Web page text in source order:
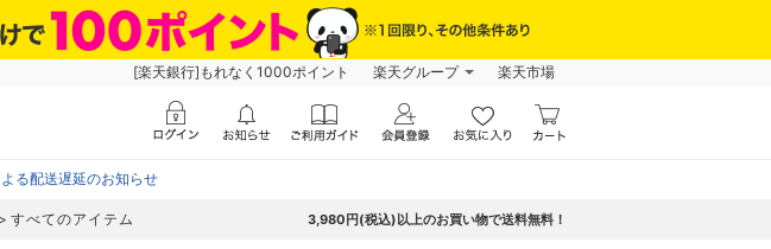
[楽天銀行]もれなく1000ポイント 楽天グループ 楽天市場
る配送遅延のお知らせ
すべてのアイテム 3,980円(税込)以上のお買い物で送料無料！